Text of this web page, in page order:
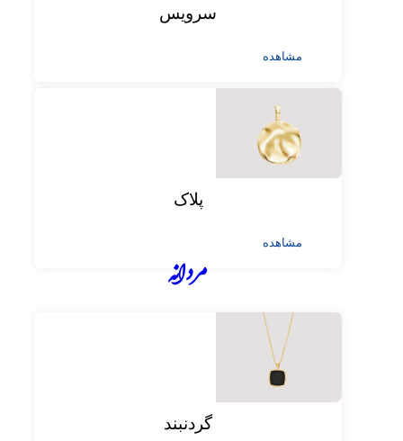
سرویس
مشاهده
پلاک
مشاهده
مردانه
گردنبند